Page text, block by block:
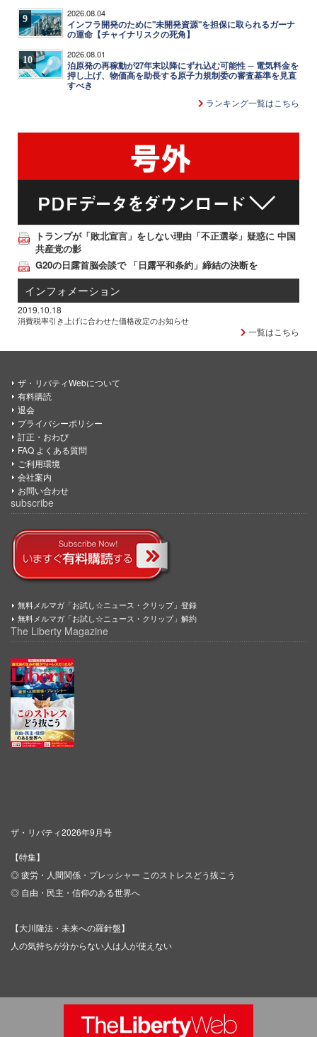
9 2026.08.04
インフラ開発のために"未開発資源"を担保に取られるガーナ
の運命【チャイナリスクの死角】
10 2026.08.01
泊原発の再稼動が27年末以降にずれ込む可能性 ─ 電気料金を
押し上げ、物価高を助長する原子力規制委の審査基準を見直
すべき
ランキング一覧はこちら
トランプが「敗北宣言」をしない理由「不正選挙」疑惑に 中国
共産党の影
G20の日露首脳会談で 「日露平和条約」締結の決断を
インフォメーション
2019.10.18
消費税率引き上げに合わせた価格改定のお知らせ
一覧はこちら
ザ・リバティWebについて
有料購読
退会
プライバシーポリシー
訂正・おわび
FAQ よくある質問
ご利用環境
会社案内
お問い合わせ
subscribe
無料メルマガ「お試し☆ニュース・クリップ」登録
無料メルマガ「お試し☆ニュース・クリップ」解約
The Liberty Magazine
ザ・リバティ2026年9月号
【特集】
◎ 疲労・人間関係・プレッシャー このストレスどう抜こう
◎ 自由・民主・信仰のある世界へ
【大川隆法・未来への羅針盤】
人の気持ちが分からない人は人が使えない